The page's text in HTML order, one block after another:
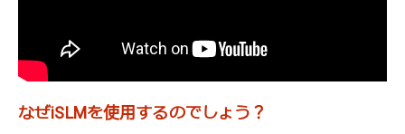
なぜiSLMを使用するのでしょう？